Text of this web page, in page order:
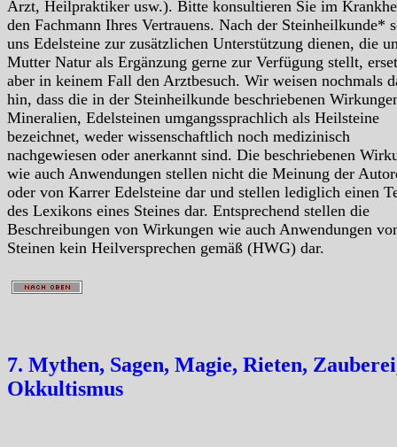
Arzt, Heilpraktiker usw.). Bitte konsultieren Sie im
den Fachmann Ihres Vertrauens. Nach der Steinheilkunde*
uns Edelsteine zur zusätzlichen Unterstützung dienen, die
Mutter Natur als Ergänzung gerne zur Verfügung stellt,
aber in keinem Fall den Arztbesuch. Wir weisen nochmals
hin, dass die in der Steinheilkunde beschriebenen
Mineralien, Edelsteinen umgangssprachlich als Heilsteine
bezeichnet, weder wissenschaftlich noch medizinisch
nachgewiesen oder anerkannt sind. Die beschriebenen
wie auch Anwendungen stellen nicht die Meinung der
oder von Karrer Edelsteine dar und stellen lediglich einen
des Lexikons eines Steines dar. Entsprechend stellen die
Beschreibungen von Wirkungen wie auch Anwendungen
Steinen kein Heilversprechen gemäß (HWG) dar.
7. Mythen, Sagen, Magie, Rieten,
Okkultismus